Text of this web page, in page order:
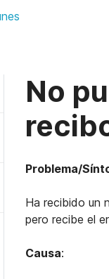
el
No
Problema/
Ha recibido un
pero recibe el
Causa: